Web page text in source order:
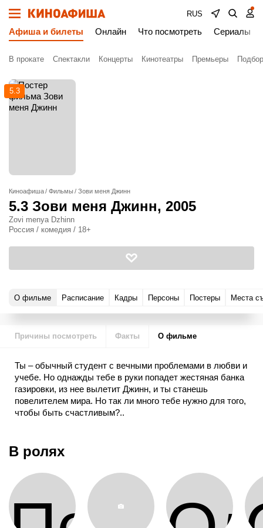
RUS
Афиша и билеты Онлайн Что посмотреть Сериалы
В прокате Спектакли Концерты Кинотеатры Премьеры
5.3
Киноафиша Фильмы Зови меня Джинн
5.3 Зови меня Джинн, 2005
Zovi menya Dzhinn
Россия / комедия / 18+
О фильме Расписание Кадры Персоны Постеры Места
Причины посмотреть Факты О фильме
Ты – обычный студент с вечными проблемами в любви и
учебе. Но однажды тебе в руки попадет жестяная банка
газировки, из нее вылетит Джинн, и ты станешь
повелителем мира. Но так ли много тебе нужно для того,
чтобы быть счастливым?..
В ролях